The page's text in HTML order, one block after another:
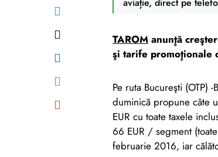
TAROM anunţă
şi tarife promoţionale
Pe ruta Bucureşti (OTP)
duminică propune câte
EUR cu toate taxele
66 EUR / segment
februarie 2016, iar